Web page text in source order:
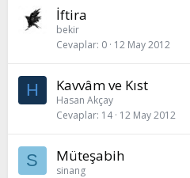
İftira
bekir
Cevaplar 0 12 May 2012
H Kavvâm ve Kıst
Hasan Akçay
Cevaplar 14 12 May 2012
S Müteşabih
sinang